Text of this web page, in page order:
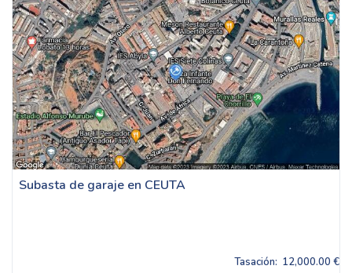
Subasta de garaje en CEUTA
Tasación: 12,000.00 €